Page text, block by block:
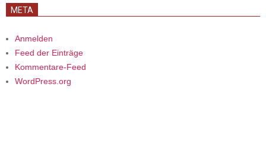
META
Anmelden
Feed der Einträge
Kommentare-Feed
WordPress.org